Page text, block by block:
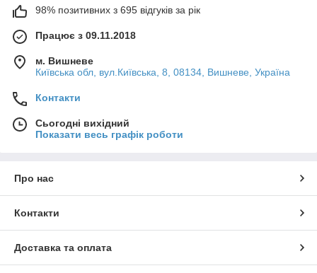
98% позитивних з 695 відгуків за рік
Працює з 09.11.2018
м. Вишневе
Київська обл, вул.Київська, 8, 08134, Вишневе, Україна
Контакти
Сьогодні вихідний
Показати весь графік роботи
Про нас
Контакти
Доставка та оплата